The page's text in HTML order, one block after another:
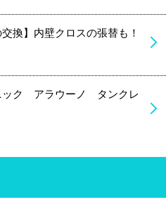
交換】内壁クロスの張替も！
ック アラウーノ タンクレ